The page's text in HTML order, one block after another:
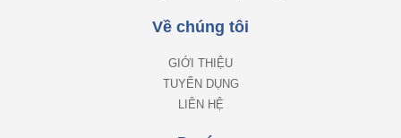
Về chúng tôi
GIỚI THIỆU
TUYỂN DỤNG
LIÊN HỆ